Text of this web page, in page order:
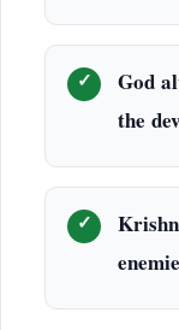
God
the